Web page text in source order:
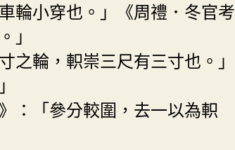
輪小穿也。」《周禮．冬官考
」
之輪，軹崇三尺有三寸也。」
：「參分較圍，去一以為軹